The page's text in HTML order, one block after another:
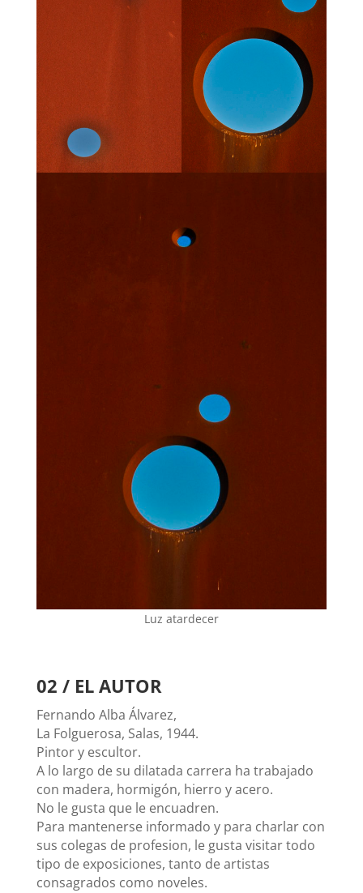
Luz atardecer
02 / EL AUTOR
Fernando Alba Álvarez,
La Folguerosa, Salas, 1944.
Pintor y escultor.
A lo largo de su dilatada carrera ha trabajado
con madera, hormigón, hierro y acero.
No le gusta que le encuadren.
Para mantenerse informado y para charlar con
sus colegas de profesion, le gusta visitar todo
tipo de exposiciones, tanto de artistas
consagrados como noveles.